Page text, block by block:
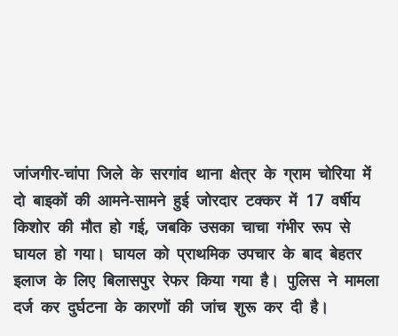
जांजगीर-चांपा जिले के सरगांव थाना क्षेत्र के ग्राम चोरिया में
दो बाइकों की आमने-सामने हुई जोरदार टक्कर में 17 वर्षीय
किशोर की मौत हो गई, जबकि उसका चाचा गंभीर रूप से
घायल हो गया। घायल को प्राथमिक उपचार के बाद बेहतर
इलाज के लिए बिलासपुर रेफर किया गया है। पुलिस ने मामला
दर्ज कर दुर्घटना के कारणों की जांच शुरू कर दी है।